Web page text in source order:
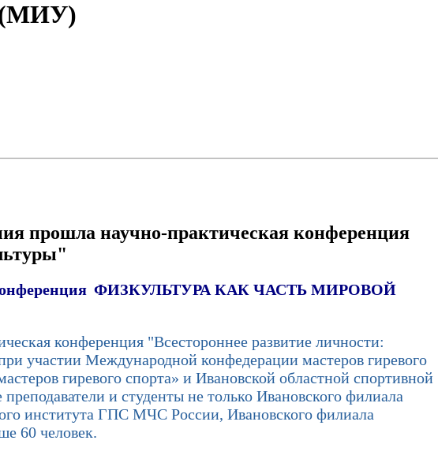
прошла научно-практическая конференция
ФИЗКУЛЬТУРА КАК ЧАСТЬ МИРОВОЙ
конференция "Всестороннее развитие личности:
участии Международной конфедерации мастеров гиревого
гиревого спорта» и Ивановской областной спортивной
и студенты не только Ивановского филиала
института ГПС МЧС России, Ивановского филиала
60 человек.